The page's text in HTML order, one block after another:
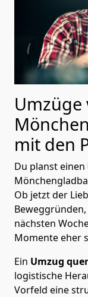
mit den
Du planst
Ob jetzt der
Beweggründen,
nächsten
Momente eher
Ein Umzug
logistische
Vorfeld eine